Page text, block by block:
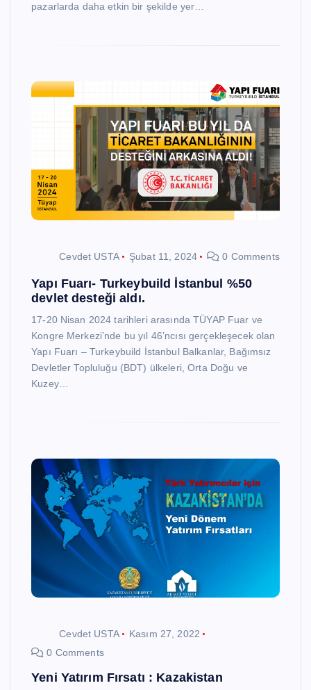
pazarlarda daha etkin bir şekilde yer…
Cevdet USTA Şubat 11, 2024 0 Comments
Yapı Fuarı- Turkeybuild İstanbul %50
devlet desteği aldı.
17-20 Nisan 2024 tarihleri arasında TÜYAP Fuar ve
Kongre Merkezi’nde bu yıl 46’ncısı gerçekleşecek olan
Yapı Fuarı – Turkeybuild İstanbul Balkanlar, Bağımsız
Devletler Topluluğu (BDT) ülkeleri, Orta Doğu ve
Kuzey…
Cevdet USTA
Kasım 27, 2022
0 Comments
Yeni Yatırım Fırsatı : Kazakistan